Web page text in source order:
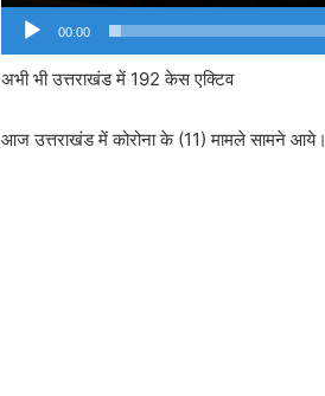
00:00
अभी भी उत्तराखंड में 192 केस एक्टिव
आज उत्तराखंड में कोरोना के (11) मामले सामने आये।